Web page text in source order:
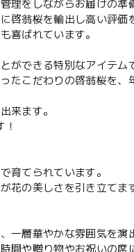
理をしながらお届けの準
啓翁桜を輸出し高い評価
喜ばれています。
ができる特別なアイテム
たこだわりの啓翁桜を
来ます。
育てられています。
花の美しさを引き立てま
一層華やかな雰囲気を演
間や贈り物やお祝いの席